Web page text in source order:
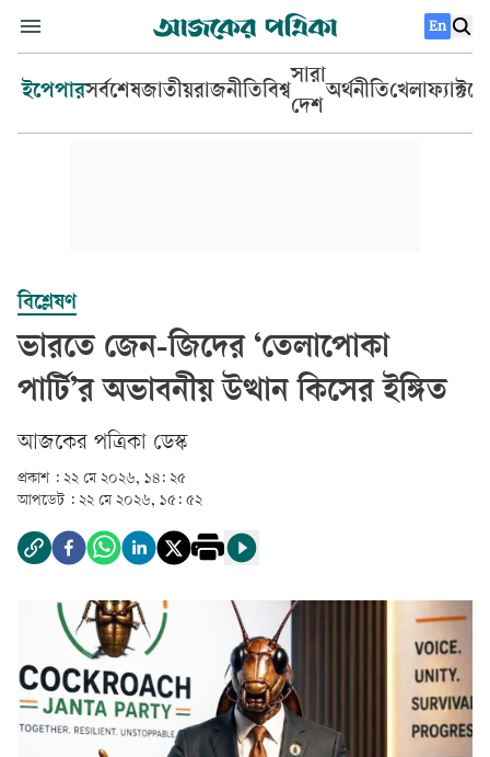
En
ইপেপারসর্বশেষজাতীয়রাজনীতিবিশ্ব
সারা
দেশ
অর্থনীতিখেলা
বিশ্লেষণ
ভারতে জেন-জিদের ‘তেলাপোকা
পার্টি’র অভাবনীয় উত্থান কিসের ইঙ্গিত
আজকের পত্রিকা ডেস্ক­
প্রকাশ : ২২ মে ২০২৬, ১৪: ২৫
আপডেট : ২২ মে ২০২৬, ১৫: ৫২